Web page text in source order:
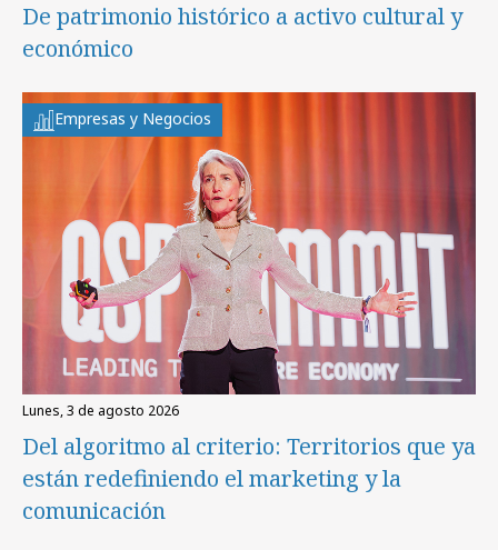
De patrimonio histórico a activo cultural y
económico
Empresas y Negocios
lunes, 3 de agosto 2026
Del algoritmo al criterio: Territorios que ya
están redefiniendo el marketing y la
comunicación